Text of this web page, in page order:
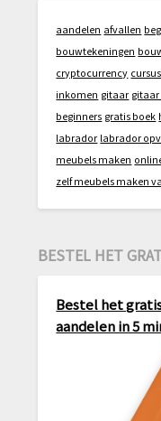
aandelen afvallen
bouwtekeningen
cryptocurrency cursus
inkomen gitaar gitaar
beginners gratis boek
labrador labrador
meubels maken
zelf meubels maken
BESTEL HET
Bestel het
aandelen in 5